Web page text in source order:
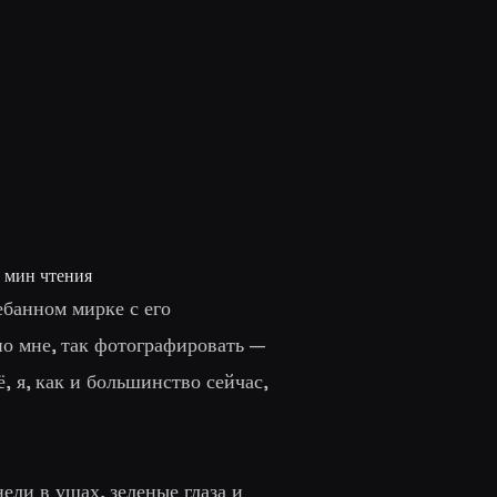
мин чтения
мирке с его
мне, так фотографировать —
я, как и большинство сейчас,
в ушах, зеленые глаза и